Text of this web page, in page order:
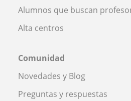
Alumnos que buscan
Alta centros
Comunidad
Novedades y Blog
Preguntas y respuestas